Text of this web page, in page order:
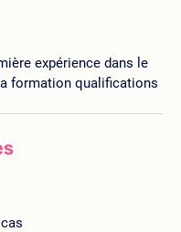
expérience dans le
formation qualifications